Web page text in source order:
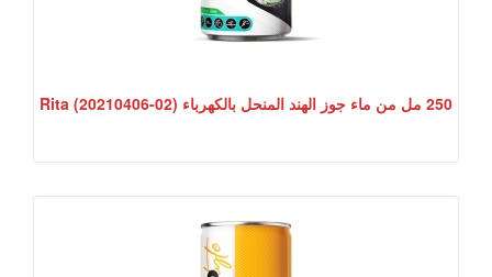
250 مل من ماء جوز الهند المنحل بالكهرباء Rita (20210406-02)